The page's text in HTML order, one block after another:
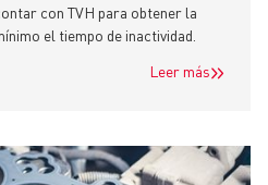
con TVH para obtener la
el tiempo de inactividad.
Leer más